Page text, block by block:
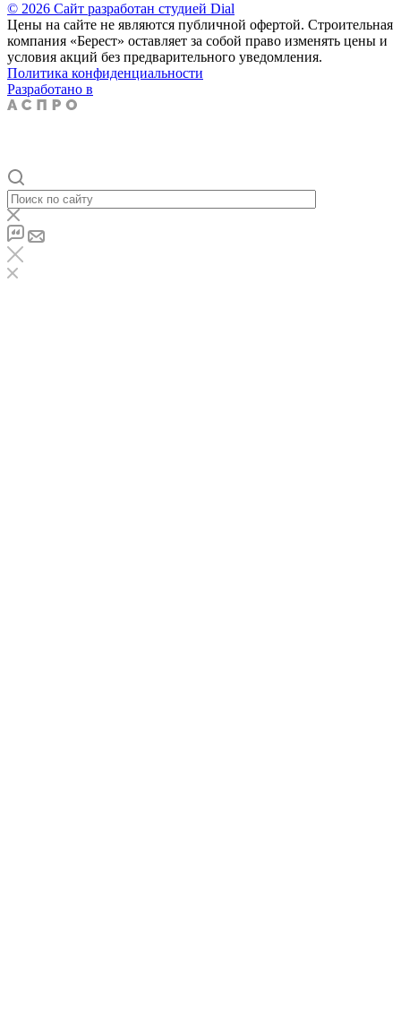
© 2026 Сайт разработан студией Dial
Цены на сайте не являются публичной офертой. Строительная
компания «Берест» оставляет за собой право изменять цены и
условия акций без предварительного уведомления.
Политика конфиденциальности
Разработано в